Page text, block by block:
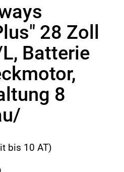
28 Zoll
Batterie
8
bis 10 AT)